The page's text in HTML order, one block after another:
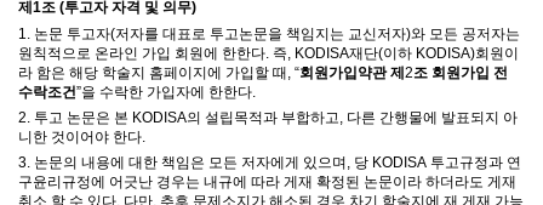
제 1조 (투고자 자격 및 의무)
1. 논문 투고자(저자를 대표로 투고논문을 책임지는 교신저자)와 모든 공저자는
원칙적으로 온라인 가입 회원에 한한다 즉 , KODISA재단(이하 KODISA)회원이
라 함은 해당 학술지 홈페이지에 가입할 때 , “회원가입약관 제2조 회원가입 전
수락조건”을 수락한 가입자에 한한다
2. 투고 논문은 본 KODISA의 설립목적과 부합하고, 다른 간행물에 발표되지 아
니한 것이어야 한다.
3. 논문의 내용에 대한 책임은 모든 저자에게 있으며 , 당 KODISA 투고규정과 연
구윤리규정에 어긋난 경우는 내규에 따라 게재 확정된 논문이라 하더라도 게재